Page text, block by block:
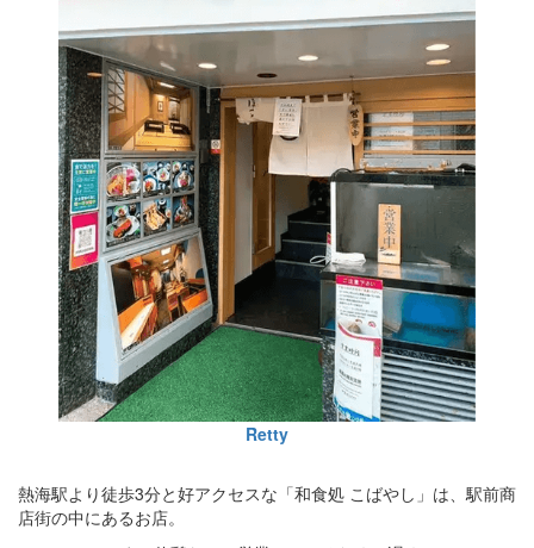
Retty
熱海駅より徒歩3分と好アクセスな「和食処 こばやし」は、駅前商
店街の中にあるお店。